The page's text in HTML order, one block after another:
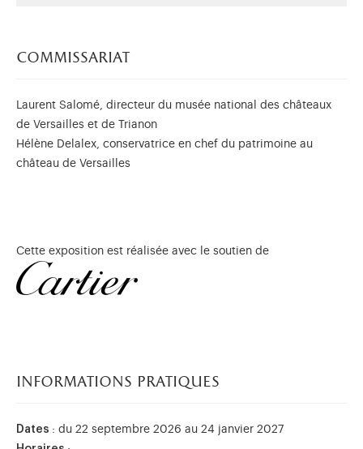
commissariat
Laurent Salomé, directeur du musée national des châteaux
de Versailles et de Trianon
Hélène Delalex, conservatrice en chef du patrimoine au
château de Versailles
Cette exposition est réalisée avec le soutien de
informations pratiques
Dates : du 22 septembre 2026 au 24 janvier 2027